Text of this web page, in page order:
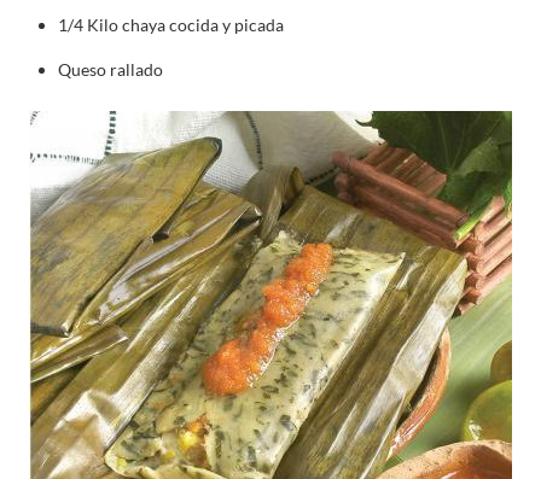
1/4 Kilo chaya cocida y picada
Queso rallado